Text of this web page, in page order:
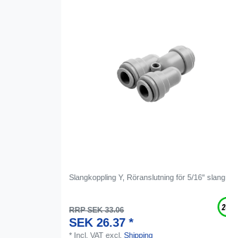
Slangkoppling Y, Röranslutning för 5/16" slang
RRP SEK 33.06
SEK 26.37 *
* Incl. VAT excl.Shipping